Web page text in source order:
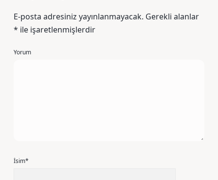
E-posta adresiniz yayınlanmayacak. Gerekli alanlar
* ile işaretlenmişlerdir
Yorum
İsim*